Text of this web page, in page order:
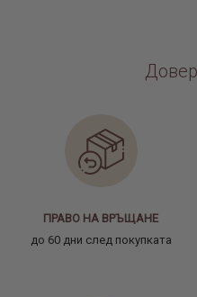
ПРАВО НА ВРЪЩАНЕ
до 60 дни след покупката